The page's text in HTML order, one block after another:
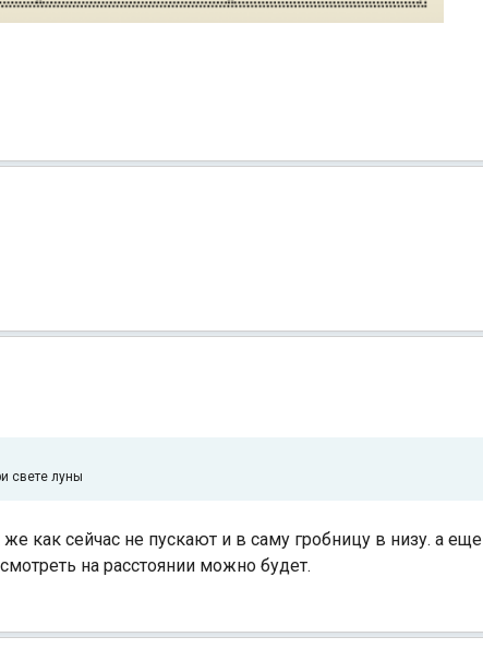
свете луны
как сейчас не пускают и в саму гробницу в низу. а еще
на расстоянии можно будет.